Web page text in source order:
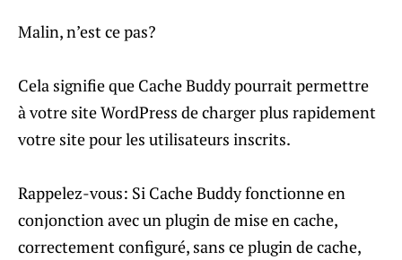
Malin, n’est ce pas?
Cela signifie que Cache Buddy pourrait permettre
à votre site WordPress de charger plus rapidement
votre site pour les utilisateurs inscrits.
Rappelez-vous: Si Cache Buddy fonctionne en
conjonction avec un plugin de mise en cache,
correctement configuré, sans ce plugin de cache,